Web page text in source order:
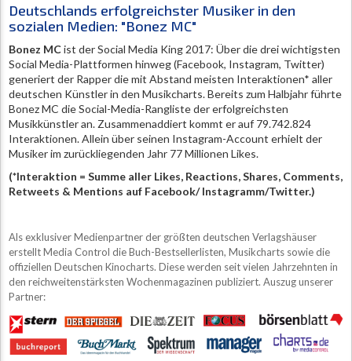
Deutschlands erfolgreichster Musiker in den
sozialen Medien: "Bonez MC"
Bonez MCist der Social Media King 2017: Über die drei wichtigsten
Social Media-Plattformen hinweg (Facebook, Instagram, Twitter)
generiert der Rapper die mit Abstand meisten Interaktionen* aller
deutschen Künstler in den Musikcharts. Bereits zum Halbjahr führte
Bonez MC die Social-Media-Rangliste der erfolgreichsten
Musikkünstler an. Zusammenaddiert kommt er auf 79.742.824
Interaktionen. Allein über seinen Instagram-Account erhielt der
Musiker im zurückliegenden Jahr 77 Millionen Likes.
(*Interaktion = Summe aller Likes, Reactions, Shares, Comments,
Retweets & Mentions auf Facebook/ Instagramm/Twitter.)
Als exklusiver Medienpartner der größten deutschen Verlagshäuser
erstellt Media Control die Buch-Bestsellerlisten, Musikcharts sowie die
offiziellen Deutschen Kinocharts. Diese werden seit vielen Jahrzehnten in
den reichweitenstärksten Wochenmagazinen publiziert. Auszug unserer
Partner: